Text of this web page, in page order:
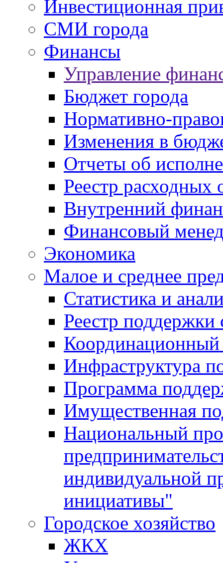
Инвестиционная
СМИ города
Финансы
Управление
Бюджет города
Нормативно-
Изменения в
Отчеты об
Реестр расходных
Внутренний
Финансовый
Экономика
Малое и среднее
Статистика и
Реестр
Координационный
Инфраструктура
Программа
Имущественная
Национальный
индивидуальной
инициативы"
Городское хозяйство
ЖКХ